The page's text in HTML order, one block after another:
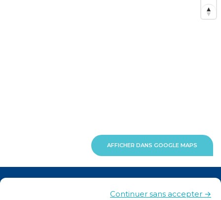
Continuer sans accepter →
AFFICHER DANS GOOGLE MAPS